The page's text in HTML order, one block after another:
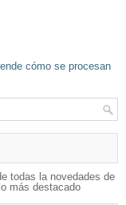
cómo se procesan
todas la novedades de
más destacado